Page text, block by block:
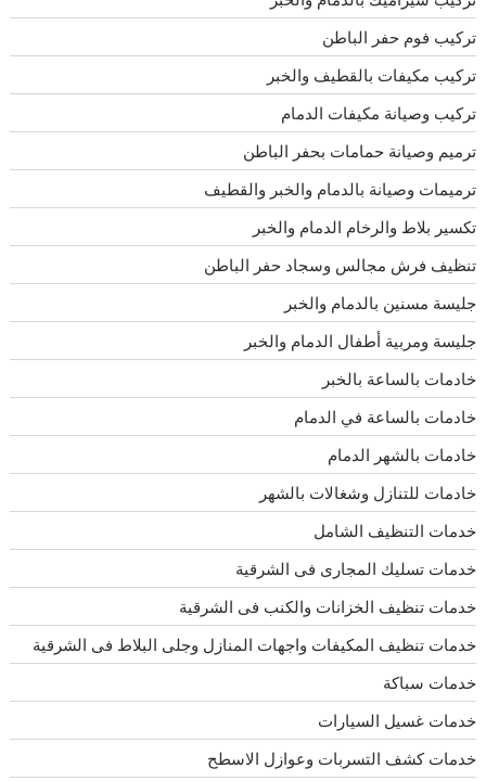
تركيب فوم حفر الباطن
تركيب مكيفات بالقطيف والخبر
تركيب وصيانة مكيفات الدمام
ترميم وصيانة حمامات بحفر الباطن
ترميمات وصيانة بالدمام والخبر والقطيف
تكسير بلاط والرخام الدمام والخبر
تنظيف فرش مجالس وسجاد حفر الباطن
جليسة مسنين بالدمام والخبر
جليسة ومربية أطفال الدمام والخبر
خادمات بالساعة بالخبر
خادمات بالساعة في الدمام
خادمات بالشهر الدمام
خادمات للتنازل وشغالات بالشهر
خدمات التنظيف الشامل
خدمات تسليك المجارى فى الشرقية
خدمات تنظيف الخزانات والكنب فى الشرقية
خدمات تنظيف المكيفات واجهات المنازل وجلى البلاط فى الشرقية
خدمات سباكة
خدمات غسيل السيارات
خدمات كشف التسربات وعوازل الاسطح